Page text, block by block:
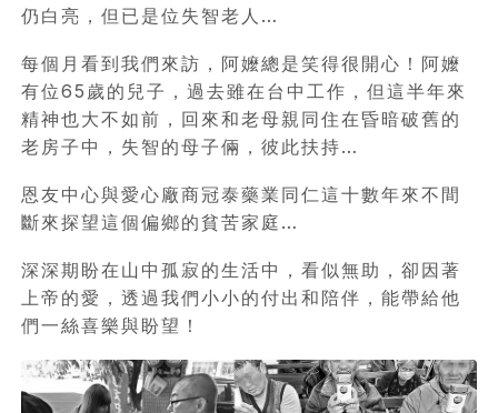
仍白亮，但已是位失智老人…
每個月看到我們來訪，阿嬤總是笑得很開心！阿嬤
有位65歲的兒子，過去雖在台中工作，但這半年來
精神也大不如前，回來和老母親同住在昏暗破舊的
老房子中，失智的母子倆，彼此扶持…
恩友中心與愛心廠商冠泰藥業同仁這十數年來不間
斷來探望這個偏鄉的貧苦家庭…
深深期盼在山中孤寂的生活中，看似無助，卻因著
上帝的愛，透過我們小小的付出和陪伴，能帶給他
們一絲喜樂與盼望！